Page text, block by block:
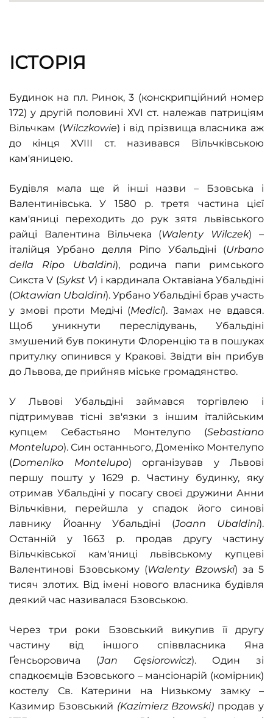
ІСТОРІЯ
Будинок на пл. Ринок, 3 (конскрипційний номер
172) у другій половині ХVІ ст. належав патриціям
Вільчкам (Wilczkowie) і від прізвища власника аж
до кінця ХVІІІ ст. називався Вільчківською
кам'яницею.
Будівля мала ще й інші назви – Бзовська і
Валентинівська. У 1580 р. третя частина цієї
кам'яниці переходить до рук зятя львівського
райці Валентина Вільчека (Walenty Wilczek) –
італійця Урбано делля Ріпo Убальдіні (Urbano
della Ripo Ubaldini), родича папи римського
Сикста V (Sykst V) і кардинала Октавіана Убальдіні
(Oktawian Ubaldini). Урбанo Убальдіні брав участь
у змові проти Медічі (Medici). Замах не вдався.
Щоб уникнути переслідувань, Убальдіні
змушений був покинути Флоренцію та в пошуках
притулку опинився у Кракові. Звідти він прибув
до Львова, де прийняв міське громадянство.
У Львові Убальдіні займався торгівлею і
підтримував тісні зв'язки з іншим італійським
купцем Себастьяно Монтелупо (Sebastiano
Montelupo). Син останнього, Доменіко Монтелупо
(Domeniko Montelupo) організував у Львові
першу пошту у 1629 р. Частину будинку, яку
отримав Убальдіні у посагу своєї дружини Анни
Вільчківни, перейшла у спадок його синові
лавнику Йоанну Убальдіні (Joann Ubaldini).
Останній у 1663 р. продав другу частину
Вільчківської кам'яниці львівському купцеві
Валентинові Бзовському (Walenty Bzowski) за 5
тисяч злотих. Від імені нового власника будівля
деякий час називалася Бзовською.
Через три роки Бзовський викупив її другу
частину від іншого співвласника Яна
Ґенсьоровича (Jan Gęsiorowicz). Один зі
спадкоємців Бзовського – мансіонарій (комірник)
костелу Св. Катерини на Низькому замку –
Казимир Бзовський (Kazimierz Bzowski) продав у